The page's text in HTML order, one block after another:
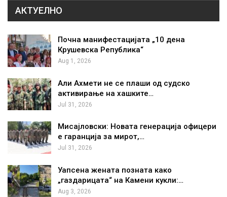
АКТУЕЛНО
Почна манифестацијата „10 дена
Крушевска Република“
Aug 1, 2026
Али Ахмети не се плаши од судско
активирање на хашките…
Jul 31, 2026
Мисајловски: Новата генерација офицери
е гаранција за мирот,…
Jul 31, 2026
Уапсена жената позната како
„газдарицата“ на Камени кукли:…
Aug 3, 2026